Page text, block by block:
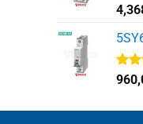
hạng
5
hạng